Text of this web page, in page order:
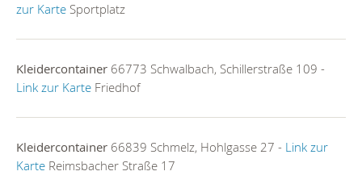
zur Karte Sportplatz
Kleidercontainer 66773 Schwalbach, Schillerstraße 109 -
Link zur Karte Friedhof
Kleidercontainer 66839 Schmelz, Hohlgasse 27 - Link zur
Karte Reimsbacher Straße 17